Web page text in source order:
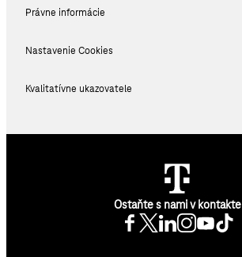
Právne informácie
Nastavenie Cookies
Kvalitatívne ukazovatele
Ostaňte s nami v kontakte